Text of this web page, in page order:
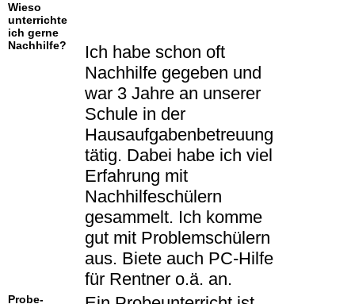
Wieso
unterrichte
ich gerne
Nachhilfe?
Ich habe schon oft
Nachhilfe gegeben und
war 3 Jahre an unserer
Schule in der
Hausaufgabenbetreuung
tätig. Dabei habe ich viel
Erfahrung mit
Nachhilfeschülern
gesammelt. Ich komme
gut mit Problemschülern
aus. Biete auch PC-Hilfe
für Rentner o.ä. an.
Probe-